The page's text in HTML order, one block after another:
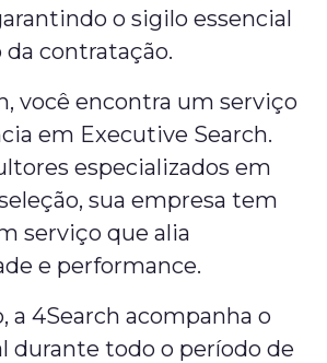
o sigilo essencial
da contratação.
você encontra um serviço
em Executive Search.
especializados em
sua empresa tem
serviço que alia
e performance.
a 4Search acompanha o
durante todo o período de